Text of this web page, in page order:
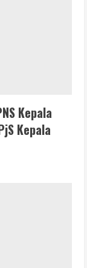
Kepala
Kepala